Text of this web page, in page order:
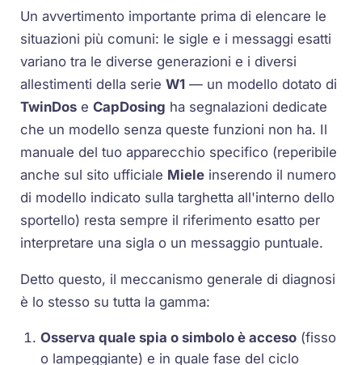
Un avvertimento importante prima di elencare le
situazioni più comuni: le sigle e i messaggi esatti
variano tra le diverse generazioni e i diversi
allestimenti della serieW1 — un modello dotato di
TwinDos eCapDosing ha segnalazioni dedicate
che un modello senza queste funzioni non ha. Il
manuale del tuo apparecchio specifico (reperibile
anche sul sito ufficiale Miele inserendo il numero
di modello indicato sulla targhetta all'interno dello
sportello) resta sempre il riferimento esatto per
interpretare una sigla o un messaggio puntuale.
Detto questo, il meccanismo generale di diagnosi
è lo stesso su tutta la gamma:
Osserva quale spia o simbolo è acceso (fisso
o lampeggiante) e in quale fase del ciclo